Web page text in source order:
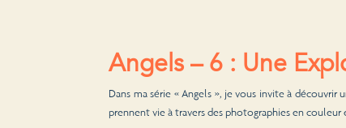
Angels – 6 : Une
Dans ma série « Angels », je vous invite à
prennent vie à travers des photographies en